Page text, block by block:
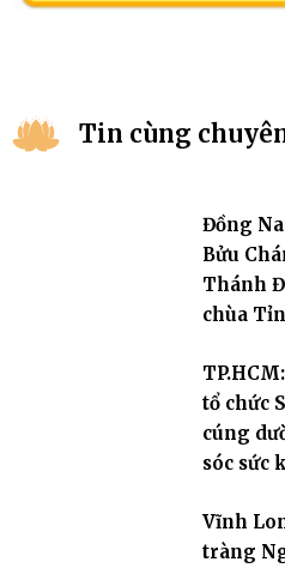
Tin cùng
Đồng
Bửu
Thánh
chùa
tổ chức
cúng
sóc sức
Vĩnh
tràng